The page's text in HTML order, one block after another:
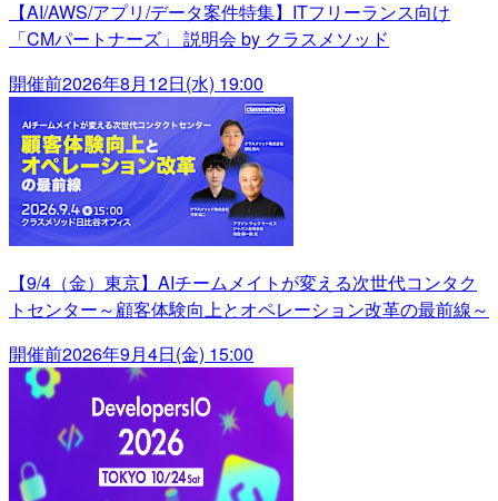
【AI/AWS/アプリ/データ案件特集】ITフリーランス向け
「CMパートナーズ」 説明会 by クラスメソッド
開催前2026年8月12日(水) 19:00
【9/4（金）東京】AIチームメイトが変える次世代コンタク
トセンター～顧客体験向上とオペレーション改革の最前線～
開催前2026年9月4日(金) 15:00